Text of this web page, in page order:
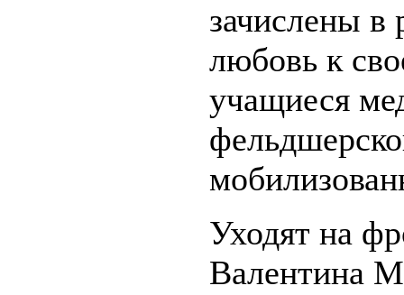
зачислены
любовь к
учащиеся
Уходят на
Валентина